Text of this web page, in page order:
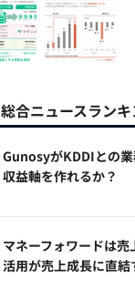
総合ニュースラン
GunosyがKDDIとの
収益軸を作れるか？
マネーフォワードは
活用が売上成長に直結